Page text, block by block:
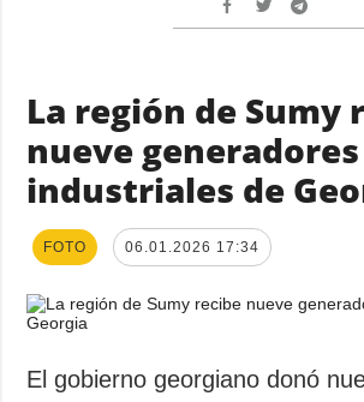
La región de Sumy
nueve generadores
industriales de
FOTO 06.01.2026 17:34
El gobierno georgiano donó